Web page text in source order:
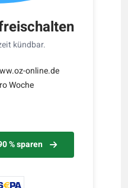
kündbar.
online.de
Woche
% sparen